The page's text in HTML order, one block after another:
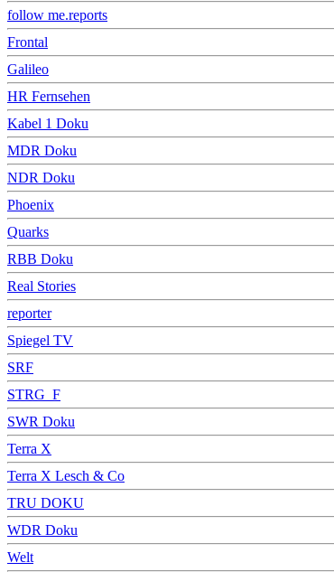
follow me.reports
Frontal
Galileo
HR Fernsehen
Kabel 1 Doku
MDR Doku
NDR Doku
Phoenix
Quarks
RBB Doku
Real Stories
reporter
Spiegel TV
SRF
STRG_F
SWR Doku
Terra X
Terra X Lesch & Co
TRU DOKU
WDR Doku
Welt